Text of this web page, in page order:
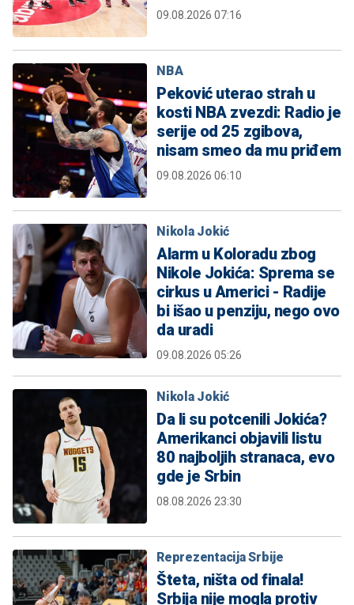
09.08.2026 07:16
NBA
Peković uterao strah u
kosti NBA zvezdi: Radio je
serije od 25 zgibova,
nisam smeo da mu priđem
09.08.2026 06:10
Nikola Jokić
Alarm u Koloradu zbog
Nikole Jokića: Sprema se
cirkus u Americi - Radije
bi išao u penziju, nego ovo
da uradi
09.08.2026 05:26
Nikola Jokić
Da li su potcenili Jokića?
Amerikanci objavili listu
80 najboljih stranaca, evo
gde je Srbin
08.08.2026 23:30
Reprezentacija Srbije
Šteta, ništa od finala!
Srbija nije mogla protiv